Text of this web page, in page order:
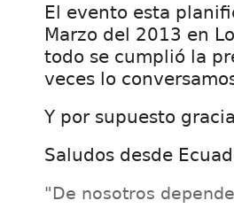
El evento esta
Marzo del 2013 en
todo se cumplió la
veces lo
Y por supuesto
Saludos desde
"De nosotros